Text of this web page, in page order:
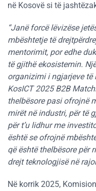
në Kosovë si të
“Janë forcë lëvizëse
mbështetje të
mentorimit, por edhe
të gjithë ekosistemin.
organizimi i ngjarjeve të
KosICT 2025 B2B
thelbësore pasi ofrojnë
mirët në industri, për të
për t’u lidhur me
është se ofrojnë
që është thelbësore për
drejt teknologjisë në
Në korrik 2025,